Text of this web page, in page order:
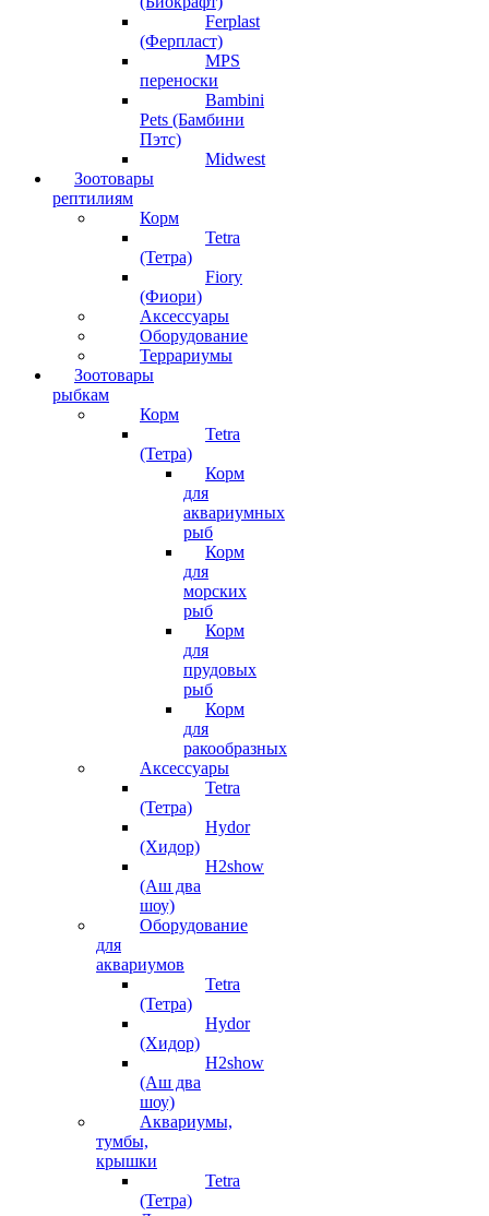
Ferplast
(Ферпласт)
MPS
переноски
Bambini
Pets (Бамбини
Пэтс)
Midwest
Зоотовары
рептилиям
Корм
Tetra
(Тетра)
Fiory
(Фиори)
Аксессуары
Оборудование
Террариумы
Зоотовары
рыбкам
Корм
Tetra
(Тетра)
Корм
для
аквариумных
рыб
Корм
для
морских
рыб
Корм
для
прудовых
рыб
Корм
для
ракообразных
Аксессуары
Tetra
(Тетра)
Hydor
(Хидор)
H2show
(Аш два
шоу)
Оборудование
для
аквариумов
Tetra
(Тетра)
Hydor
(Хидор)
H2show
(Аш два
шоу)
Аквариумы,
тумбы,
крышки
Tetra
(Тетра)